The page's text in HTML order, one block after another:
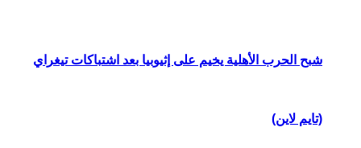
شبح الحرب الأهلية يخيم على إثيوبيا بعد اشتباكات تيغراي
(تايم لاين)